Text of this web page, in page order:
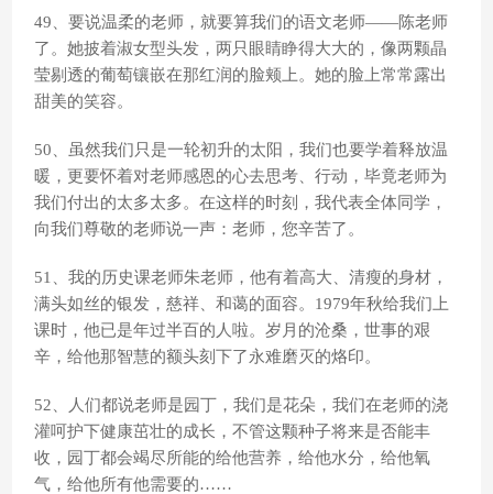
49、要说温柔的老师，就要算我们的语文老师——陈老师
了。她披着淑女型头发，两只眼睛睁得大大的，像两颗晶
莹剔透的葡萄镶嵌在那红润的脸颊上。她的脸上常常露出
甜美的笑容。
50、虽然我们只是一轮初升的太阳，我们也要学着释放温
暖，更要怀着对老师感恩的心去思考、行动，毕竟老师为
我们付出的太多太多。在这样的时刻，我代表全体同学，
向我们尊敬的老师说一声：老师，您辛苦了。
51、我的历史课老师朱老师，他有着高大、清瘦的身材，
满头如丝的银发，慈祥、和蔼的面容。1979年秋给我们上
课时，他已是年过半百的人啦。岁月的沧桑，世事的艰
辛，给他那智慧的额头刻下了永难磨灭的烙印。
52、人们都说老师是园丁，我们是花朵，我们在老师的浇
灌呵护下健康茁壮的成长，不管这颗种子将来是否能丰
收，园丁都会竭尽所能的给他营养，给他水分，给他氧
气，给他所有他需要的……